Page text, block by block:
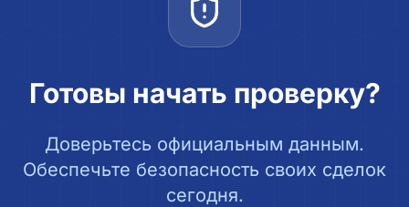
Готовы начать проверку?
Доверьтесь официальным данным.
Обеспечьте безопасность своих сделок
сегодня.